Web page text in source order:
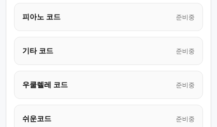
피아노 코드 준비중
기타 코드 준비중
우쿨렐레 코드 준비중
쉬운코드 준비중